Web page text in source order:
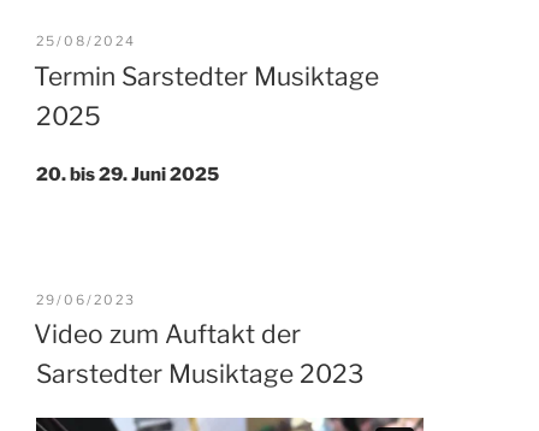
VERÖFFENTLICHT
25/08/2024
Termin Sarstedter Musiktage
2025
20. bis 29. Juni 2025
VERÖFFENTLICHT
29/06/2023
Video zum Auftakt der
Sarstedter Musiktage 2023